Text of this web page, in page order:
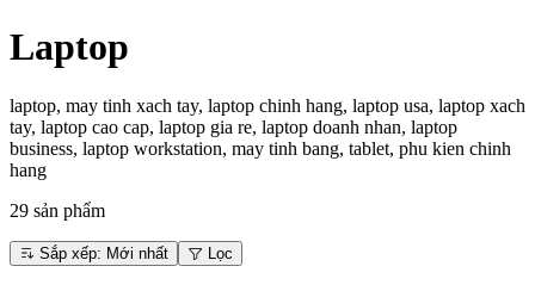
Laptop
laptop, may tinh xach tay, laptop chinh hang, laptop usa, laptop xach
tay, laptop cao cap, laptop gia re, laptop doanh nhan, laptop
business, laptop workstation, may tinh bang, tablet, phu kien chinh
hang
29 sản phẩm
Sắp xếp: Mới nhất Lọc